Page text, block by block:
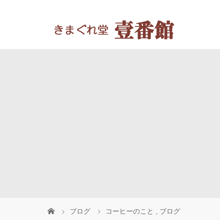
ブログ コーヒーのこと ブログ